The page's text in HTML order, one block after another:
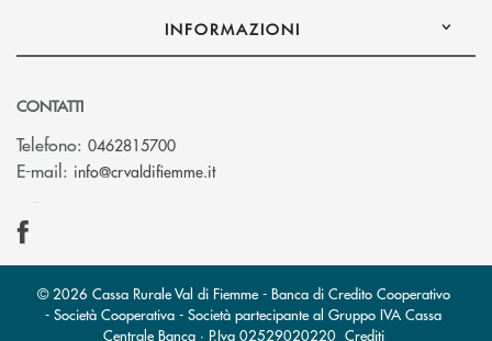
INFORMAZIONI
CONTATTI
Telefono: 0462815700
E-mail: info@crvaldifiemme.it(si apre l’app di posta elettronica)
© 2026 Cassa Rurale Val di Fiemme - Banca di Credito Cooperativo
- Società Cooperativa - Società partecipante al Gruppo IVA Cassa
Centrale Banca · P.Iva 02529020220 Crediti